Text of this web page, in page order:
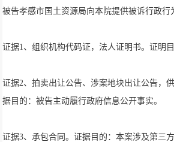
被告孝感市国土资源局向本院提供被诉行政行
证据1、组织机构代码证，法人证明书。证明
证据2、拍卖出让公告、涉案地块出让公告，
据目的：被告主动履行政府信息公开事实。
证据3、承包合同。证据目的：本案涉及第三